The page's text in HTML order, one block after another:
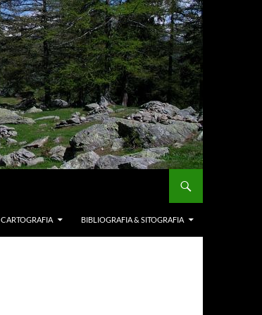
CARTOGRAFIA BIBLIOGRAFIA & SITOGRAFIA